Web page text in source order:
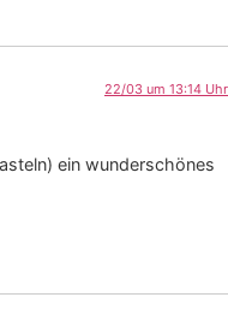
22/03 um 13:14 Uhr
ein wunderschönes